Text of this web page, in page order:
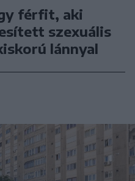
férfit, aki
szexuális
lánnyal